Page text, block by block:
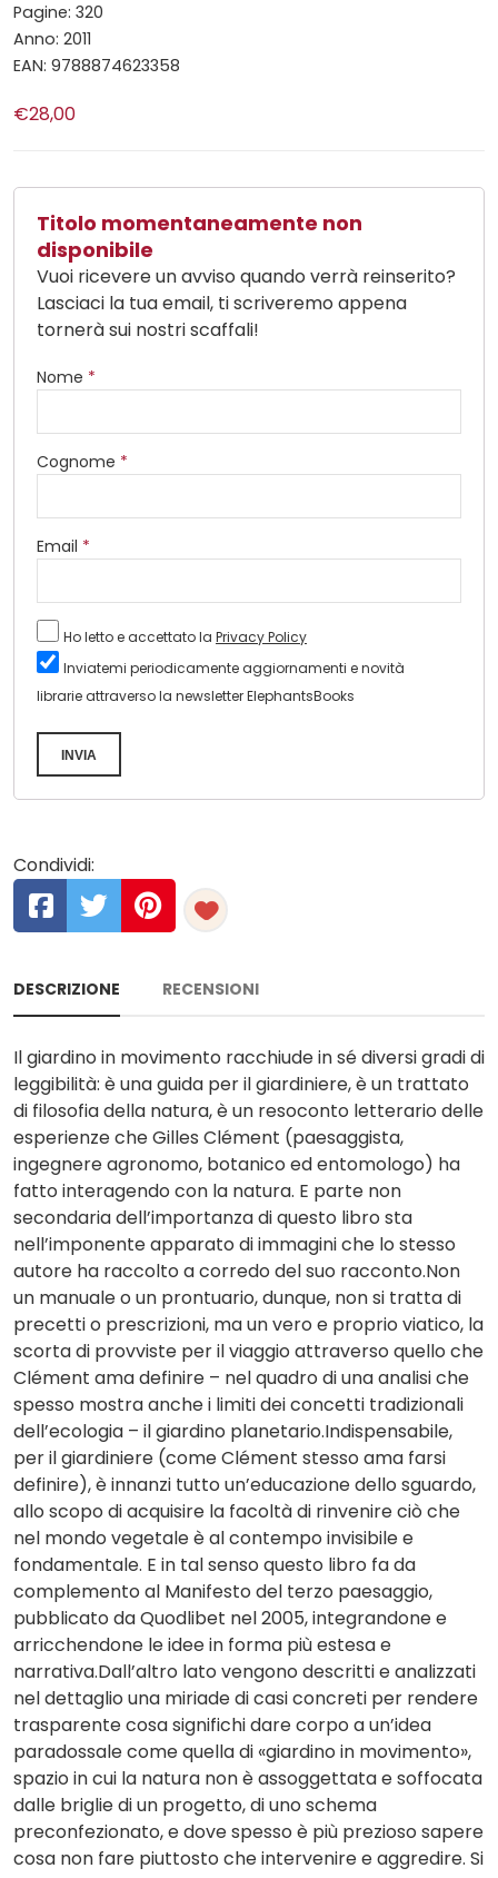
Pagine: 320
Anno: 2011
EAN: 9788874623358
€28,00
Titolo momentaneamente non
disponibile
Vuoi ricevere un avviso quando verrà reinserito?
Lasciaci la tua email, ti scriveremo appena
tornerà sui nostri scaffali!
Nome *
Cognome *
Email *
Ho letto e accettato la Privacy Policy
Inviatemi periodicamente aggiornamenti e novità
librarie attraverso la newsletter ElephantsBooks
INVIA
Condividi:
DESCRIZIONE RECENSIONI
Il giardino in movimento racchiude in sé diversi gradi di
leggibilità: è una guida per il giardiniere, è un trattato
di filosofia della natura, è un resoconto letterario delle
esperienze che Gilles Clément (paesaggista,
ingegnere agronomo, botanico ed entomologo) ha
fatto interagendo con la natura. E parte non
secondaria dell’importanza di questo libro sta
nell’imponente apparato di immagini che lo stesso
autore ha raccolto a corredo del suo racconto.Non
un manuale o un prontuario, dunque, non si tratta di
precetti o prescrizioni, ma un vero e proprio viatico, la
scorta di provviste per il viaggio attraverso quello che
Clément ama definire – nel quadro di una analisi che
spesso mostra anche i limiti dei concetti tradizionali
dell’ecologia – il giardino planetario.Indispensabile,
per il giardiniere (come Clément stesso ama farsi
definire), è innanzi tutto un’educazione dello sguardo,
allo scopo di acquisire la facoltà di rinvenire ciò che
nel mondo vegetale è al contempo invisibile e
fondamentale. E in tal senso questo libro fa da
complemento al Manifesto del terzo paesaggio,
pubblicato da Quodlibet nel 2005, integrandone e
arricchendone le idee in forma più estesa e
narrativa.Dall’altro lato vengono descritti e analizzati
nel dettaglio una miriade di casi concreti per rendere
trasparente cosa significhi dare corpo a un’idea
paradossale come quella di «giardino in movimento»,
spazio in cui la natura non è assoggettata e soffocata
dalle briglie di un progetto, di uno schema
preconfezionato, e dove spesso è più prezioso sapere
cosa non fare piuttosto che intervenire e aggredire. Si